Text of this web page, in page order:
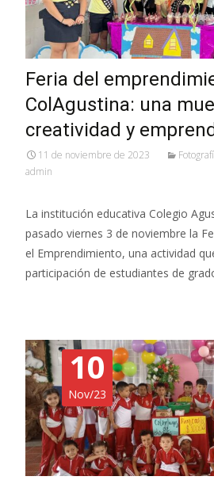
Feria del
ColAgustina: una
creatividad y
11 de noviembre de 2023
admin
La institución educativa Colegio
pasado viernes 3 de noviembre la
el Emprendimiento, una actividad
participación de estudiantes de
10
Nov/23